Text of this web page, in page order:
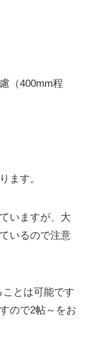
（400mm程
ます。
いますが、大
いるので注意
とは可能です
ので2帖～をお